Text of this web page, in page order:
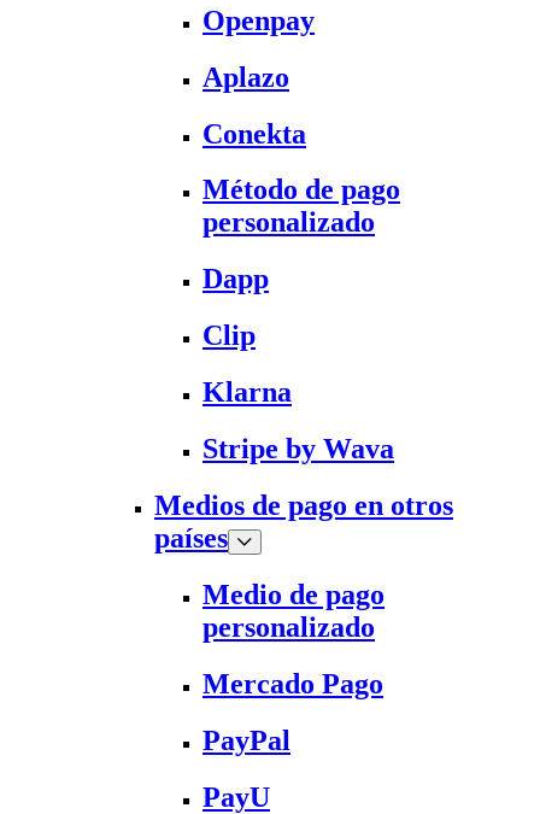
Openpay
Aplazo
Conekta
Método de pago
personalizado
Dapp
Clip
Klarna
Stripe by Wava
Medios de pago en otros
países
Medio de pago
personalizado
Mercado Pago
PayPal
PayU